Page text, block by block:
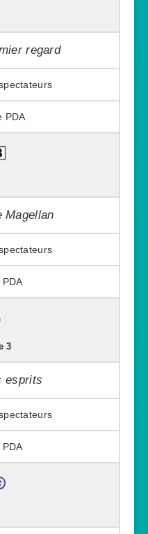
regard
Magellan
3
esprits